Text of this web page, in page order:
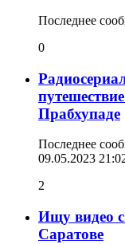
Последнее
0
Прабхупаде
Последнее
09.05.2023
2
Ищу видео
Саратове